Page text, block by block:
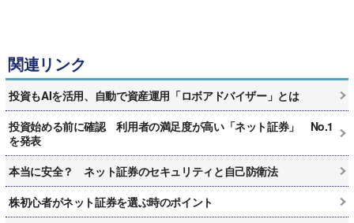
関連リンク
投資もAIを活用、自動で資産運用「ロボアドバイザー」とは
投資始める前に確認 利用者の満足度が高い「ネット証券」 No.1
を発表
本当に安全？ ネット証券のセキュリティと自己防衛法
株初心者がネット証券を選ぶ時のポイント